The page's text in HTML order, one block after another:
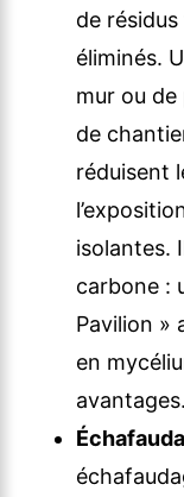
de
éliminés.
mur ou de
de
réduisent
isolantes.
carbone :
Pavilion »
en
avantages.